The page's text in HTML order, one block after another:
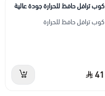
كوب ترافل حافظ للحرارة جودة عالية
كوب ترافل حافظ للحرارة
41